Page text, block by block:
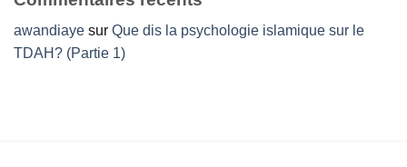
awandiaye sur Que dis la psychologie islamique sur le
TDAH? (Partie 1)